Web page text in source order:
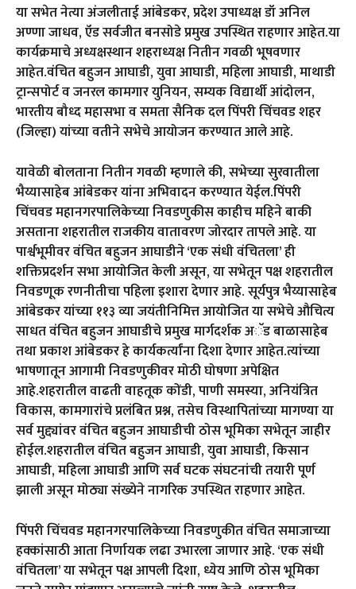
या सभेत नेत्या अंजलीताई आंबेडकर, प्रदेश उपाध्यक्ष डॉ अनिल
अण्णा जाधव, ऍड सर्वजीत बनसोडे प्रमुख उपस्थित राहणार आहेत.या
कार्यक्रमाचे अध्यक्षस्थान शहराध्यक्ष नितीन गवळी भूषवणार
आहेत.वंचित बहुजन आघाडी, युवा आघाडी, महिला आघाडी, माथाडी
ट्रान्सपोर्ट व जनरल कामगार युनियन, सम्यक विद्यार्थी आंदोलन,
भारतीय बौध्द महासभा व समता सैनिक दल पिंपरी चिंचवड शहर
(जिल्हा) यांच्या वतीने सभेचे आयोजन करण्यात आले आहे.
यावेळी बोलताना नितीन गवळी म्हणाले की, सभेच्या सुरवातीला
भैय्यासाहेब आंबेडकर यांना अभिवादन करण्यात येईल.पिंपरी
चिंचवड महानगरपालिकेच्या निवडणुकीस काहीच महिने बाकी
असताना शहरातील राजकीय वातावरण जोरदार तापले आहे. या
पार्श्वभूमीवर वंचित बहुजन आघाडीने ‘एक संधी वंचितला’ ही
शक्तिप्रदर्शन सभा आयोजित केली असून, या सभेतून पक्ष शहरातील
निवडणूक रणनीतीचा पहिला इशारा देणार आहे. सूर्यपुत्र भैय्यासाहेब
आंबेडकर यांच्या ११३ व्या जयंतीनिमित्त आयोजित या सभेचे औचित्य
साधत वंचित बहुजन आघाडीचे प्रमुख मार्गदर्शक अॅड बाळासाहेब
तथा प्रकाश आंबेडकर हे कार्यकर्त्यांना दिशा देणार आहेत.त्यांच्या
भाषणातून आगामी निवडणुकीवर मोठी घोषणा अपेक्षित
आहे.शहरातील वाढती वाहतूक कोंडी, पाणी समस्या, अनियंत्रित
विकास, कामगारांचे प्रलंबित प्रश्न, तसेच विस्थापितांच्या मागण्या या
सर्व मुद्द्यांवर वंचित बहुजन आघाडीची ठोस भूमिका सभेतून जाहीर
होईल.शहरातील वंचित बहुजन आघाडी, युवा आघाडी, किसान
आघाडी, महिला आघाडी आणि सर्व घटक संघटनांची तयारी पूर्ण
झाली असून मोठ्या संख्येने नागरिक उपस्थित राहणार आहेत.
पिंपरी चिंचवड महानगरपालिकेच्या निवडणुकीत वंचित समाजाच्या
हक्कांसाठी आता निर्णायक लढा उभारला जाणार आहे. ‘एक संधी
वंचितला’ या सभेतून पक्ष आपली दिशा, ध्येय आणि ठोस भूमिका